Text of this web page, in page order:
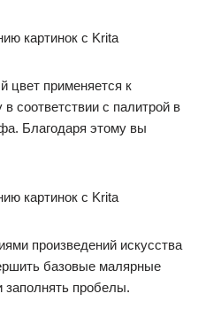
цвет применяется к
соответствии с палитрой в
Благодаря этому вы
произведений искусства
базовые малярные
заполнять пробелы.